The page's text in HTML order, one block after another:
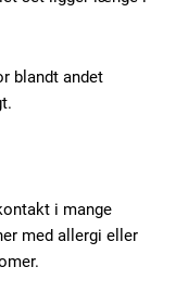
blandt andet
i mange
med allergi eller